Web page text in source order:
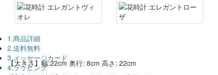
1.商品詳細
2.送料無料
3.メッセージカード
4.ラッピング
【大きさ】幅:22cm 奥行: 8cm 高さ: 22cm